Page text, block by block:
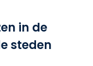
in de
steden